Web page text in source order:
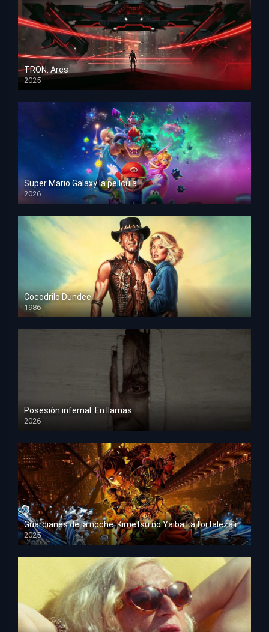
TRON: Ares
2025
HD 1080p
Super Mario Galaxy la película
2026
HD 1080p
Cocodrilo Dundee
1986
HD 1080p
Posesión infernal. En llamas
2026
HD 1080p
Guardianes de la noche: Kimetsu no Yaiba La fortaleza infinita
2025
HD 1080p